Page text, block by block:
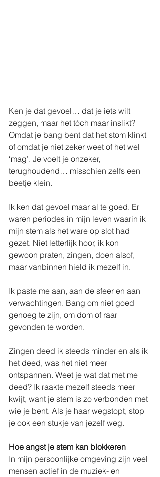
Ken je dat gevoel… dat je iets wilt
zeggen, maar het tóch maar inslikt?
Omdat je bang bent dat het stom klinkt
of omdat je niet zeker weet of het wel
‘mag’. Je voelt je onzeker,
terughoudend… misschien zelfs een
beetje klein.
Ik ken dat gevoel maar al te goed. Er
waren periodes in mijn leven waarin ik
mijn stem als het ware op slot had
gezet. Niet letterlijk hoor, ik kon
gewoon praten, zingen, doen alsof,
maar vanbinnen hield ik mezelf in.
Ik paste me aan, aan de sfeer en aan
verwachtingen. Bang om niet goed
genoeg te zijn, om dom of raar
gevonden te worden.
Zingen deed ik steeds minder en als ik
het deed, was het niet meer
ontspannen. Weet je wat dat met me
deed? Ik raakte mezelf steeds meer
kwijt, want je stem is zo verbonden met
wie je bent. Als je haar wegstopt, stop
je ook een stukje van jezelf weg.
Hoe angst je stem kan blokkeren
In mijn persoonlijke omgeving zijn veel
mensen actief in de muziek- en